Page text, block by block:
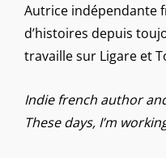
Autrice indépendante
d’histoires depuis
travaille sur Ligare et
Indie french author
These days, I’m